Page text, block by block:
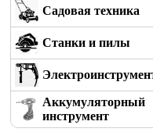
Садовая техника
Станки и пилы
Аккумуляторный
инструмент